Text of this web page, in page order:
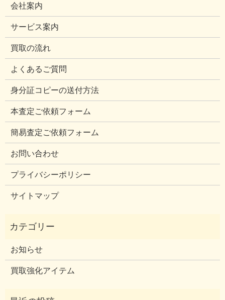
会社案内
サービス案内
買取の流れ
よくあるご質問
身分証コピーの送付方法
本査定ご依頼フォーム
簡易査定ご依頼フォーム
お問い合わせ
プライバシーポリシー
サイトマップ
お知らせ
買取強化アイテム